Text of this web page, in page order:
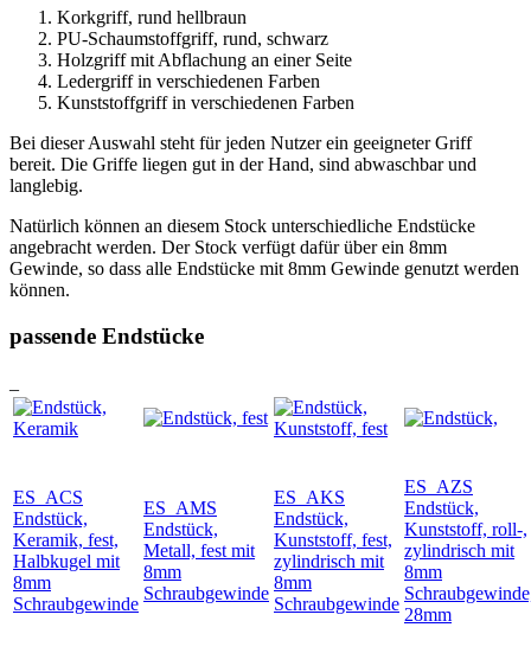
Korkgriff, rund hellbraun
PU-Schaumstoffgriff, rund, schwarz
Holzgriff mit Abflachung an einer Seite
Ledergriff in verschiedenen Farben
Kunststoffgriff in verschiedenen Farben
Bei dieser Auswahl steht für jeden Nutzer ein geeigneter Griff
bereit. Die Griffe liegen gut in der Hand, sind abwaschbar und
langlebig.
Natürlich können an diesem Stock unterschiedliche Endstücke
angebracht werden. Der Stock verfügt dafür über ein 8mm
Gewinde, so dass alle Endstücke mit 8mm Gewinde genutzt werden
können.
passende Endstücke
ES_ACS
Endstück,
Keramik, fest,
Halbkugel mit
8mm
Schraubgewinde
ES_AMS
Endstück,
Metall, fest mit
8mm
Schraubgewinde
ES_AKS
Endstück,
Kunststoff, fest,
zylindrisch mit
8mm
Schraubgewinde
ES_AZS
Endstück,
Kunststoff, roll-,
zylindrisch mit
8mm
28mm